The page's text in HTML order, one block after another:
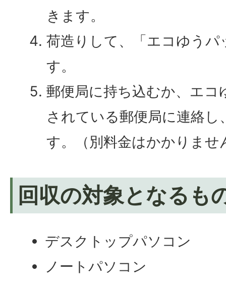
きます。
荷造りして、「エコゆうパ
す。
郵便局に持ち込むか、エコ
されている郵便局に連絡し
す。（別料金はかかりませ
回収の対象となるも
デスクトップパソコン
ノートパソコン